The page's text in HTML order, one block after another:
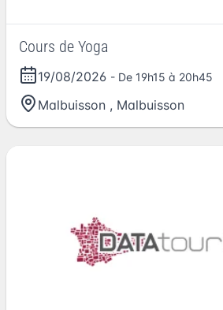
Cours de Yoga
19/08/2026 - De 19h15 à 20h45
Malbuisson , Malbuisson